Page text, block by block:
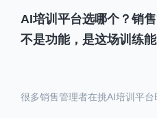
AI培训平台选哪个？销
不是功能，是这场训练
很多销售管理者在挑AI培训平台